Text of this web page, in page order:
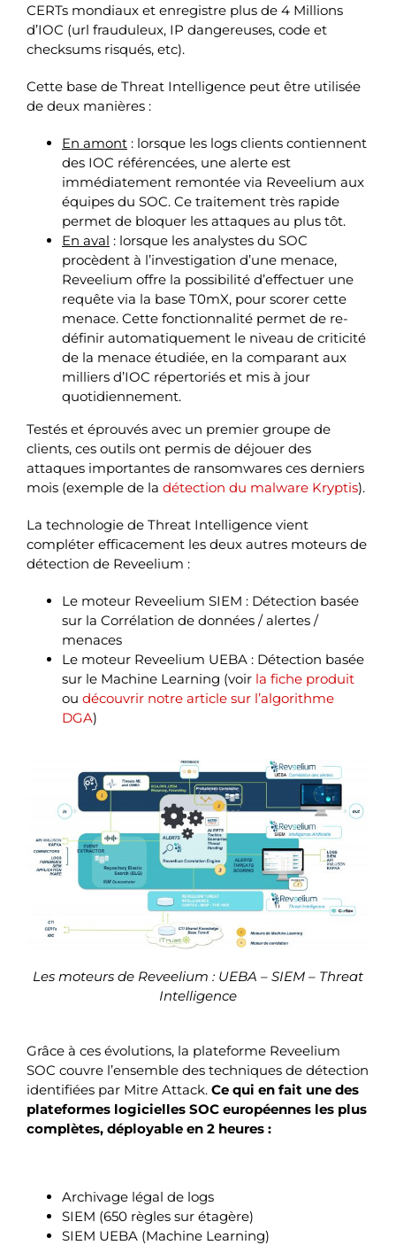
CERTs mondiaux et enregistre plus de 4 Millions
d’IOC (url frauduleux, IP dangereuses, code et
checksums risqués, etc).
Cette base de Threat Intelligence peut être utilisée
de deux manières :
En amont: lorsque les logs clients contiennent
des IOC référencées, une alerte est
immédiatement remontée via Reveelium aux
équipes du SOC. Ce traitement très rapide
permet de bloquer les attaques au plus tôt.
En aval : lorsque les analystes du SOC
procèdent à l’investigation d’une menace,
Reveelium offre la possibilité d’effectuer une
requête via la base T0mX, pour scorer cette
menace. Cette fonctionnalité permet de re-
définir automatiquement le niveau de criticité
de la menace étudiée, en la comparant aux
milliers d’IOC répertoriés et mis à jour
quotidiennement.
Testés et éprouvés avec un premier groupe de
clients, ces outils ont permis de déjouer des
attaques importantes de ransomwares ces derniers
mois (exemple de la détection du malware Kryptis).
La technologie de Threat Intelligence vient
compléter efficacement les deux autres moteurs de
détection de Reveelium :
Le moteur Reveelium SIEM : Détection basée
sur la Corrélation de données / alertes /
menaces
Le moteur Reveelium UEBA : Détection basée
sur le Machine Learning (voir la fiche produit
ou découvrir notre article sur l’algorithme
DGA)
Les moteurs de Reveelium : UEBA – SIEM – Threat
Intelligence
Grâce à ces évolutions, la plateforme Reveelium
SOC couvre l’ensemble des techniques de détection
identifiées par Mitre Attack. Ce qui en fait une des
plateformes logicielles SOC européennes les plus
complètes, déployable en 2 heures :
Archivage légal de logs
SIEM (650 règles sur étagère)
SIEM UEBA (Machine Learning)